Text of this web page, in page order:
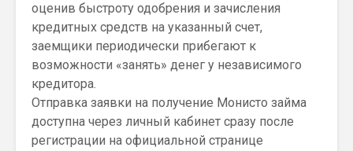
оценив быстроту одобрения и зачисления
кредитных средств на указанный счет,
заемщики периодически прибегают к
возможности «занять» денег у независимого
кредитора.
Отправка заявки на получение Монисто займа
доступна через личный кабинет сразу после
регистрации на официальной странице